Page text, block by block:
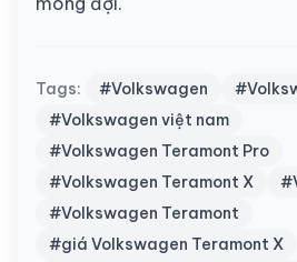
Tags: #Volkswagen
#Volkswagen việt nam
#Volkswagen Teramont Pro
#Volkswagen Teramont X
#Volkswagen Teramont
#giá Volkswagen Teramont X